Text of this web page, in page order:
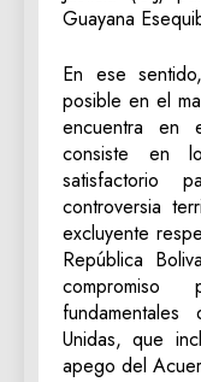
Guayana
En ese
posible en el
encuentra en
consiste en
satisfactorio
controversia
excluyente
República
Unidas, que
apego del